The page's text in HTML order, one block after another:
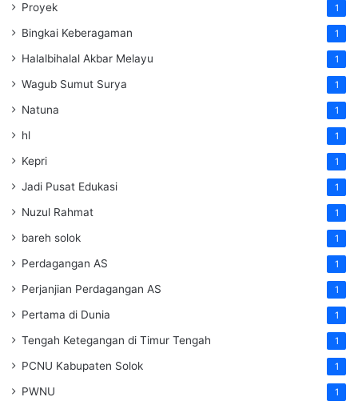
Proyek 1
Bingkai Keberagaman 1
Halalbihalal Akbar Melayu 1
Wagub Sumut Surya 1
Natuna 1
hl 1
Kepri 1
Jadi Pusat Edukasi 1
Nuzul Rahmat 1
bareh solok 1
Perdagangan AS 1
Perjanjian Perdagangan AS 1
Pertama di Dunia 1
Tengah Ketegangan di Timur Tengah 1
PCNU Kabupaten Solok 1
PWNU 1